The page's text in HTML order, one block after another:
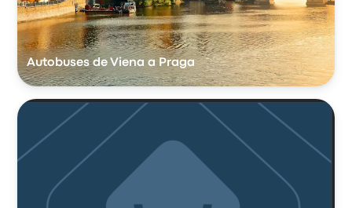
Autobuses de Viena a Praga